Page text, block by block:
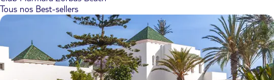
Tous nos Best-sellers